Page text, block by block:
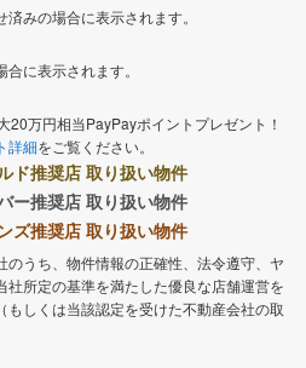
みの場合に表示されます。
に表示されます。
20万円相当PayPayポイントプレゼント！
詳細をご覧ください。
ド推奨店 取り扱い物件
ー推奨店 取り扱い物件
ズ推奨店 取り扱い物件
うち、物件情報の正確性、法令遵守、ヤ
所定の基準を満たした優良な店舗運営を
しくは当該認定を受けた不動産会社の取